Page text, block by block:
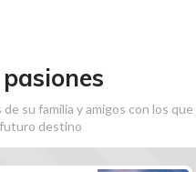
su familia y amigos con los que
destino